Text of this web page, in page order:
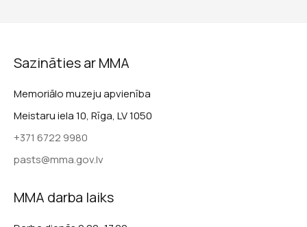
Sazināties ar MMA
Memoriālo muzeju apvienība
Meistaru iela 10, Rīga, LV 1050
+371 6722 9980
pasts@mma.gov.lv
MMA darba laiks